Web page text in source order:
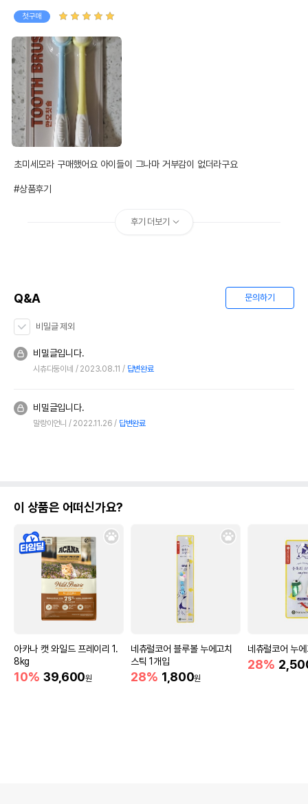
첫구매
초미세모라 구매했어요 아이들이 그나마 거부감이 없더라구요
#상품후기
후기 더보기
Q&A 문의하기
비밀글 제외
비밀글입니다.
시츄다둥이네 2023.08.11 답변완료
비밀글입니다.
말랑이언니 2022.11.26 답변완료
이 상품은 어떠신가요?
아카나 캣 와일드 프레이리 1.
8kg
10% 39,600원
네츄럴코어 블루볼 누에고치
스틱 1개입
28% 1,800원
네츄럴코어 누
28%